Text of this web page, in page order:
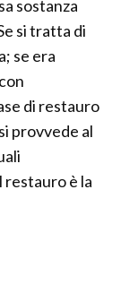
sostanza
si tratta di
se era
di restauro
provvede al
restauro è la